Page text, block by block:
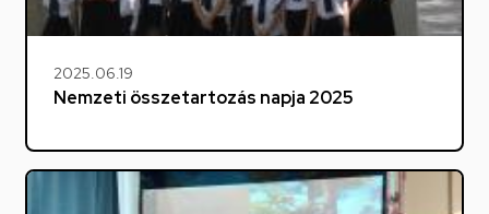
2025.06.19
Nemzeti összetartozás napja 2025